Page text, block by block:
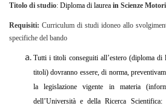
Titolo di studio: Diploma di laurea in Scienze
Requisiti: Curriculum di studi idoneo allo
specifiche del bando
Tutti i titoli conseguiti all’estero (diploma di
titoli) dovranno essere, di norma,
la legislazione vigente in materia
dell’Università e della Ricerca Scientifica: